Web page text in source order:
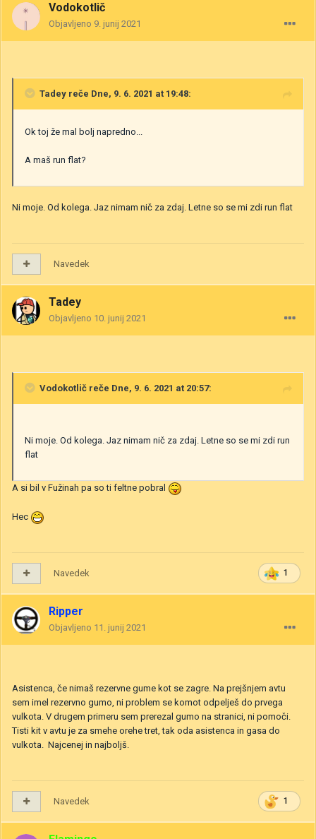
Vodokotlič
Objavljeno 9. junij 2021
Tadey reče Dne, 9. 6. 2021 at 19:48:
Ok toj že mal bolj napredno...
A maš run flat?
Ni moje. Od kolega. Jaz nimam nič za zdaj. Letne so se mi zdi run flat
Navedek
Tadey
Objavljeno 10. junij 2021
Vodokotlič reče Dne, 9. 6. 2021 at 20:57:
Ni moje. Od kolega. Jaz nimam nič za zdaj. Letne so se mi zdi run
flat
A si bil v Fužinah pa so ti feltne pobral
Hec
1
Navedek
Ripper
Objavljeno 11. junij 2021
Asistenca, če nimaš rezervne gume kot se zagre. Na prejšnjem avtu
sem imel rezervno gumo, ni problem se komot odpelješ do prvega
vulkota. V drugem primeru sem prerezal gumo na stranici, ni pomoči.
Tisti kit v avtu je za smehe orehe tret, tak oda asistenca in gasa do
vulkota. Najcenej in najboljš.
1
Navedek